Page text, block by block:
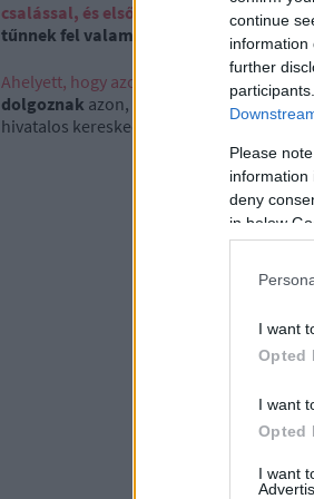
continue
information
further
Please
information
deny
in below
I want
Opted
I want
Opted
I want
csalással, és elsősorban a Whatsapp,
tűnnek fel valamilyen vonzó személy
Ahelyett, hogy azonnal nagy összeget
dolgoznak azon, hogy meggyőzzék az
hivatalos kereskedelmi platformokra